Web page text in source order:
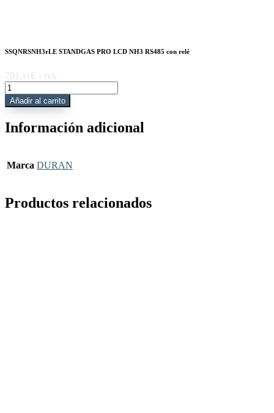
SSQNRSNH3rLE STANDGAS PRO LCD NH3 RS485 con relé
701, 11 € + IVA
SSQNRSNH3rLE
STANDGAS
PRO
NH3
relé
Añadir al carrito
Información adicional
Marca DURAN
Productos relacionados